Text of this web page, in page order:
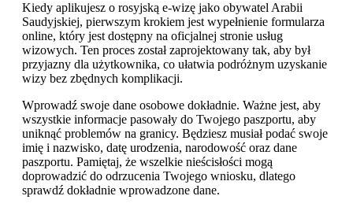
Kiedy aplikujesz o rosyjską e-wizę jako obywatel Arabii
Saudyjskiej, pierwszym krokiem jest wypełnienie formularza
online, który jest dostępny na oficjalnej stronie usług
wizowych. Ten proces został zaprojektowany tak, aby był
przyjazny dla użytkownika, co ułatwia podróżnym uzyskanie
wizy bez zbędnych komplikacji.
Wprowadź swoje dane osobowe dokładnie. Ważne jest, aby
wszystkie informacje pasowały do Twojego paszportu, aby
uniknąć problemów na granicy. Będziesz musiał podać swoje
imię i nazwisko, datę urodzenia, narodowość oraz dane
paszportu. Pamiętaj, że wszelkie nieścisłości mogą
doprowadzić do odrzucenia Twojego wniosku, dlatego
sprawdź dokładnie wprowadzone dane.